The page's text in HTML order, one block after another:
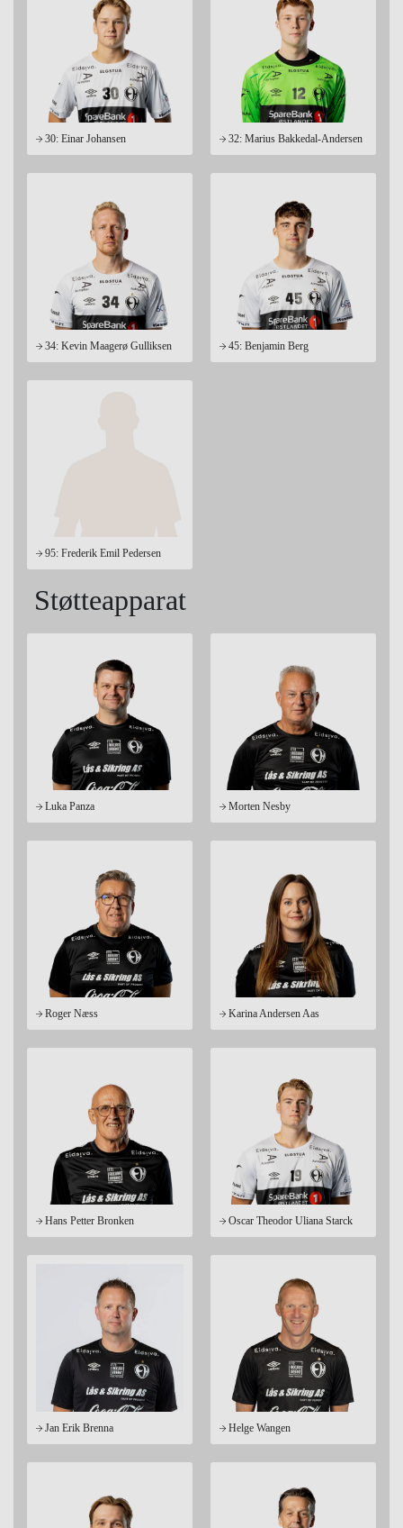
30: Einar Johansen 32: Marius Bakkedal-Andersen
34: Kevin Maagerø Gulliksen 45: Benjamin Berg
95: Frederik Emil Pedersen
Støtteapparat
Luka Panza Morten Nesby
Roger Næss Karina Andersen Aas
Hans Petter Bronken Oscar Theodor Uliana Starck
Jan Erik Brenna Helge Wangen